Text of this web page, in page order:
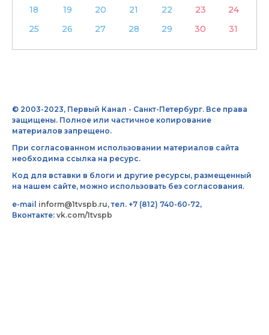
18
19 20 21 22 23
24
25
26 27 28 29 30 31
© 2003-2023, Первый Канал - Санкт-Петербург. Все права
защищены. Полное или частичное копирование
материалов запрещено.
При согласованном использовании материалов сайта
необходима ссылка на ресурс.
Код для вставки в блоги и другие ресурсы, размещенный
на нашем сайте, можно использовать без согласования.
e-mail inform@1tvspb.ru, тел. +7 (812) 740-60-72,
Вконтакте: vk.com/1tvspb